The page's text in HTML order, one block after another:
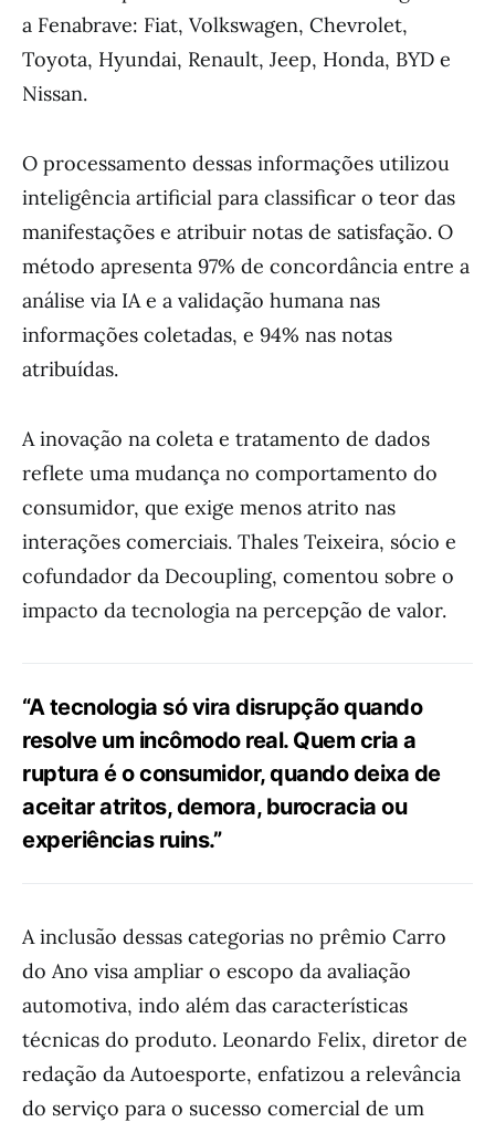
a Fenabrave: Fiat, Volkswagen, Chevrolet,
Toyota, Hyundai, Renault, Jeep, Honda, BYD e
Nissan.
O processamento dessas informações utilizou
inteligência artificial para classificar o teor das
manifestações e atribuir notas de satisfação. O
método apresenta 97% de concordância entre a
análise via IA e a validação humana nas
informações coletadas, e 94% nas notas
atribuídas.
A inovação na coleta e tratamento de dados
reflete uma mudança no comportamento do
consumidor, que exige menos atrito nas
interações comerciais. Thales Teixeira, sócio e
cofundador da Decoupling, comentou sobre o
impacto da tecnologia na percepção de valor.
“A tecnologia só vira disrupção quando
resolve um incômodo real. Quem cria a
ruptura é o consumidor, quando deixa de
aceitar atritos, demora, burocracia ou
experiências ruins.”
A inclusão dessas categorias no prêmio Carro
do Ano visa ampliar o escopo da avaliação
automotiva, indo além das características
técnicas do produto. Leonardo Felix, diretor de
redação da Autoesporte, enfatizou a relevância
do serviço para o sucesso comercial de um